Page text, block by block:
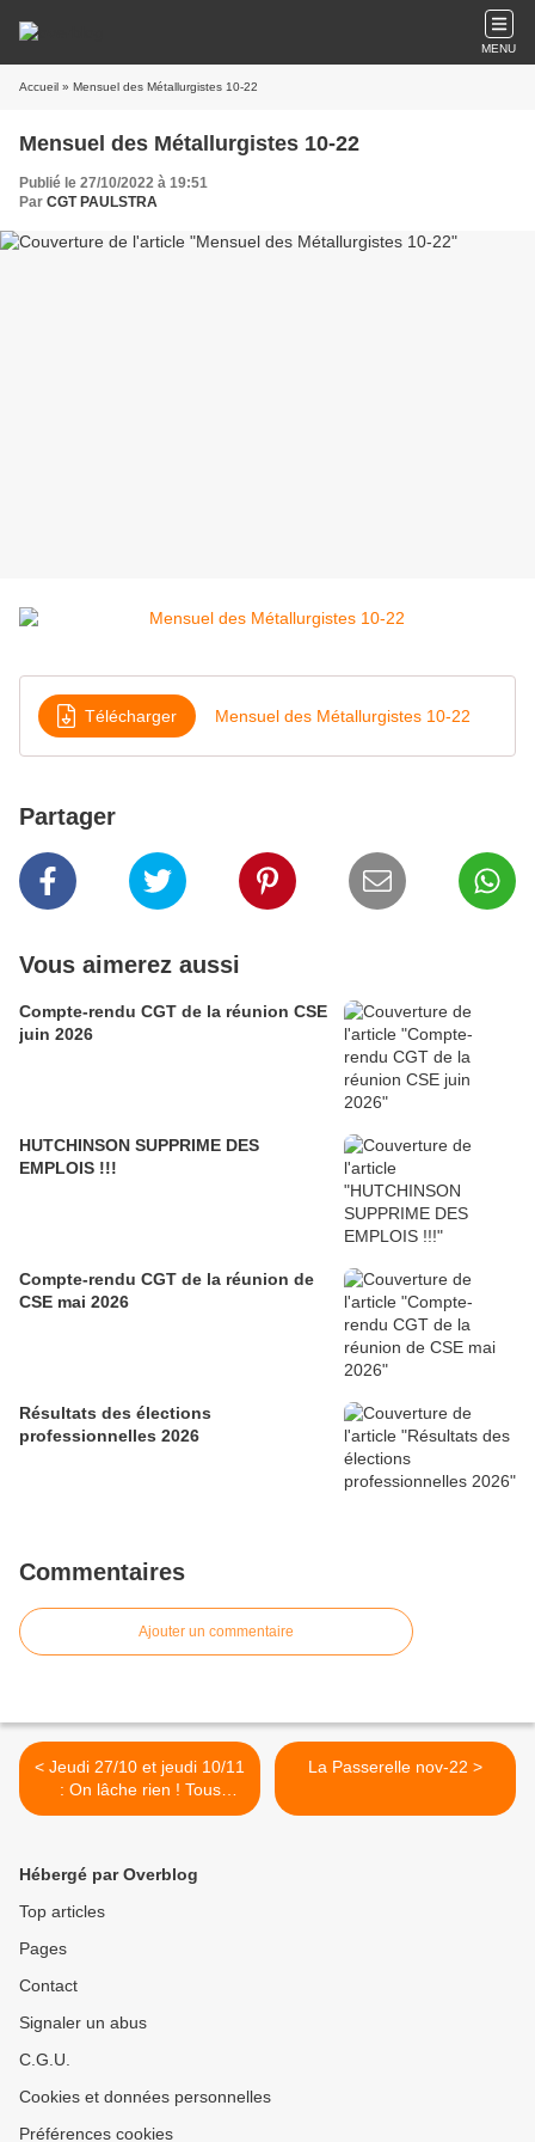
MENU
Accueil » Mensuel des Métallurgistes 10-22
Mensuel des Métallurgistes 10-22
Publié le 27/10/2022 à 19:51
Par CGT PAULSTRA
Télécharger Mensuel des Métallurgistes 10-22
Partager
Vous aimerez aussi
Compte-rendu CGT de la réunion CSE
juin 2026
HUTCHINSON SUPPRIME DES
EMPLOIS !!!
Compte-rendu CGT de la réunion de
CSE mai 2026
Résultats des élections
professionnelles 2026
Commentaires
Ajouter un commentaire
< Jeudi 27/10 et jeudi 10/11
: On lâche rien ! Tous
ensemble dans la lutte ✊️✊️✊️
La Passerelle nov-22 >
Hébergé par Overblog
Top articles
Pages
Contact
Signaler un abus
C.G.U.
Cookies et données personnelles
Préférences cookies